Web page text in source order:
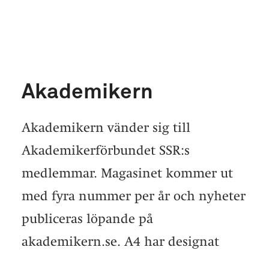
Akademikern
Akademikern vänder sig till
Akademikerförbundet SSR:s
medlemmar. Magasinet kommer ut
med fyra nummer per år och nyheter
publiceras löpande på
akademikern.se. A4 har designat